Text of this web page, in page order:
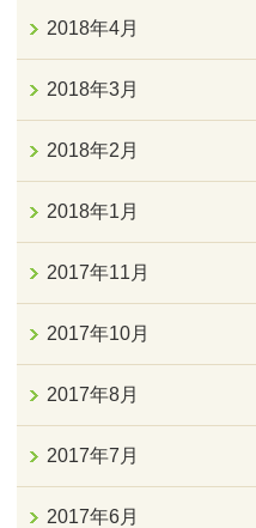
2018年4月
2018年3月
2018年2月
2018年1月
2017年11月
2017年10月
2017年8月
2017年7月
2017年6月